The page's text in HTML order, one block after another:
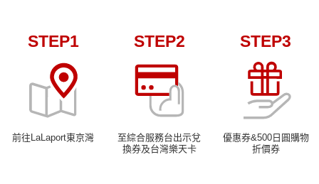
STEP1
前往LaLaport東京灣
STEP2
至綜合服務台出示兌
換券及台灣樂天卡
STEP3
優惠券&500日圓購物
折價券